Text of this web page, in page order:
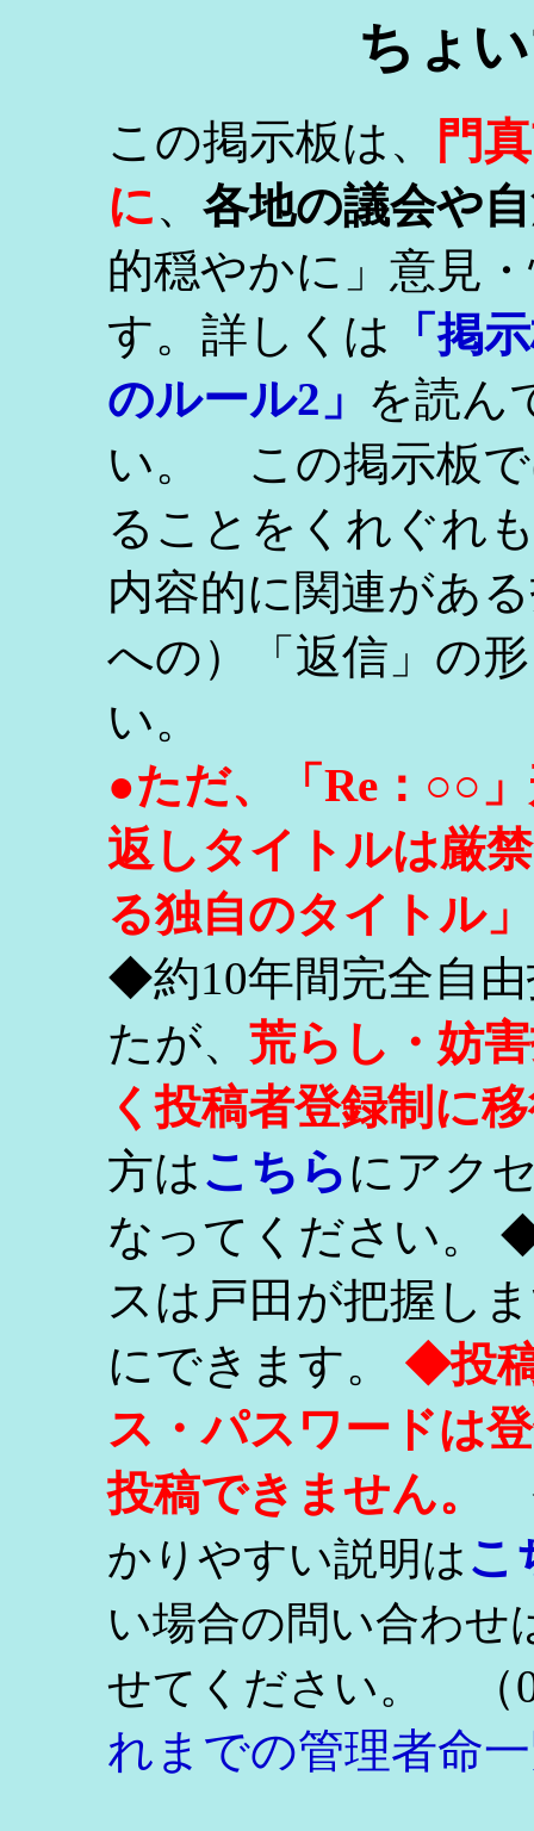
ちょ
この掲示板は、
門
に、 各地の議会や
的穏やかに」意見
す。詳しくは
「掲
のルール2」 を読ん
い。 この掲示板で
ることをくれぐれ
内容的に関連があ
への）「返信」の
い。
●ただ、「Re：○○
返しタイトルは厳
る独自のタイトル
◆約10年間完全自
たが、 荒らし・妨
く投稿者登録制に
方はこちらにアク
なってください。
スは戸田が把握し
にできます。 ◆投
ス・パスワードは
投稿できません。
かりやすい説明はこ
い場合の問い合わせ
せてください。
（
れまでの管理者命